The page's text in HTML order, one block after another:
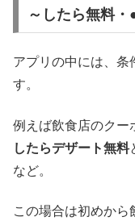
～したら無料
アプリの中には、条
す。
例えば飲食店のクー
したらデザート無料
など。
この場合は初めから